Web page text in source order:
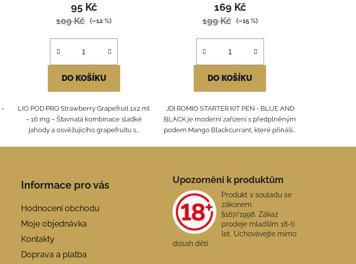
95 Kč
109 Kč (–12 %)
DO KOŠÍKU
LIO POD PRO Strawberry Grapefruit 1x2 ml
– 16 mg – Šťavnatá kombinace sladké
jahody a osvěžujícího grapefruitu s...
169 Kč
199 Kč (–15 %)
DO KOŠÍKU
JDI ROMIO STARTER KIT PEN - BLUE AND
BLACK je moderní zařízení s předplněným
podem Mango Blackcurrant, které přináší...
Informace pro vás
Hodnocení obchodu
Moje objednávka
Kontakty
Doprava a platba
Upozornění k produktům
Produkt v souladu se
zákonem
§167/1998. Zákaz
prodeje mladším 18-ti
let. Uchovávejte mimo
dosah dětí.